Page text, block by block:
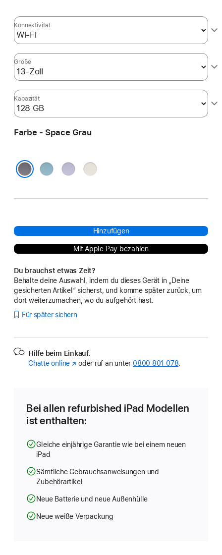
Konnektivität
Größe
Kapazität
Farbe - Space Grau
Blau ViolettPolarstern
Hinzufügen
Mit Apple Pay bezahlen
Du brauchst etwas Zeit?
Behalte deine Auswahl, indem du dieses Gerät in „Deine
gesicherten Artikel“ sicherst, und komme später zurück, um
dort weiterzumachen, wo du aufgehört hast.
Für später sichern
Hilfe beim Einkauf.
Chatte online (Öffnet
oder ruf an unter 0800 801 078.
Bei allen refurbished iPad Modellen
ist enthalten:
Gleiche einjährige Garantie wie bei einem neuen
iPad
Sämtliche Gebrauchsanweisungen und
Zubehörartikel
Neue Batterie und neue Außenhülle
Neue weiße Verpackung